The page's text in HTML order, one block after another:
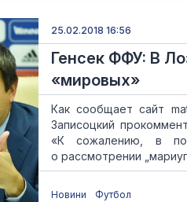
25.02.2018 16:56
Генсек ФФУ: В
«мировых»
Как сообщает сайт
Записоцкий
«К сожалению, в
о рассмотрении
Новини Футбол